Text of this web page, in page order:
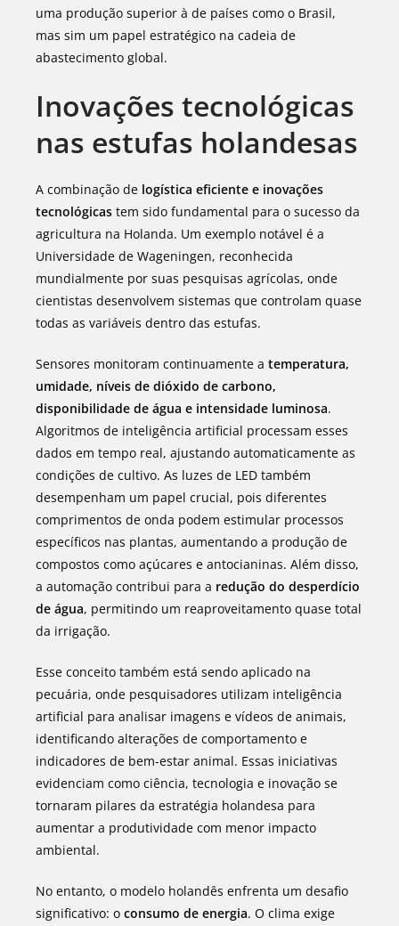
uma produção superior à de países como o Brasil,
mas sim um papel estratégico na cadeia de
abastecimento global.
Inovações tecnológicas
nas estufas holandesas
A combinação de logística eficiente e inovações
tecnológicas tem sido fundamental para o sucesso da
agricultura na Holanda. Um exemplo notável é a
Universidade de Wageningen, reconhecida
mundialmente por suas pesquisas agrícolas, onde
cientistas desenvolvem sistemas que controlam quase
todas as variáveis dentro das estufas.
Sensores monitoram continuamente a temperatura,
umidade, níveis de dióxido de carbono,
disponibilidade de água e intensidade luminosa.
Algoritmos de inteligência artificial processam esses
dados em tempo real, ajustando automaticamente as
condições de cultivo. As luzes de LED também
desempenham um papel crucial, pois diferentes
comprimentos de onda podem estimular processos
específicos nas plantas, aumentando a produção de
compostos como açúcares e antocianinas. Além disso,
a automação contribui para a redução do desperdício
de água, permitindo um reaproveitamento quase total
da irrigação.
Esse conceito também está sendo aplicado na
pecuária, onde pesquisadores utilizam inteligência
artificial para analisar imagens e vídeos de animais,
identificando alterações de comportamento e
indicadores de bem-estar animal. Essas iniciativas
evidenciam como ciência, tecnologia e inovação se
tornaram pilares da estratégia holandesa para
aumentar a produtividade com menor impacto
ambiental.
No entanto, o modelo holandês enfrenta um desafio
significativo: o consumo de energia. O clima exige